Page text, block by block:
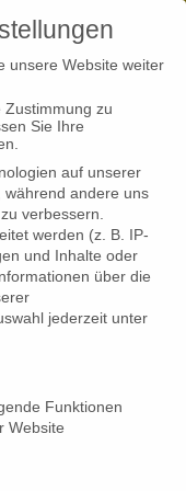
Knaller kaputtgeht,
unbedingt der
kleine Schäden
Jugendliche stecken
weil sie
ein Sachschaden
finanziellen Schaden
unsere Website weiter
zu
Sie Ihre
auf unserer
während andere uns
verbessern.
werden (z. B. IP-
und Inhalte oder
über die
jederzeit unter
Funktionen
Website